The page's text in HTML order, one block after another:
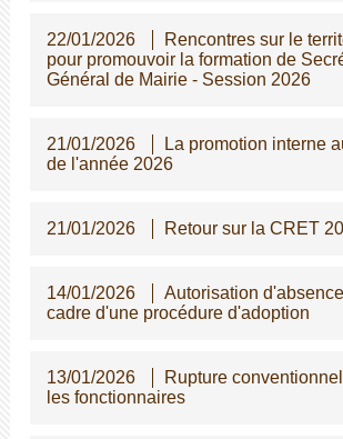
22/01/2026
Rencontres sur le
pour promouvoir la formation de
Général de Mairie - Session 2026
21/01/2026
La promotion interne
de l'année 2026
21/01/2026 Retour sur la CRET
14/01/2026
Autorisation
cadre d'une procédure d'adoption
13/01/2026
Rupture
les fonctionnaires